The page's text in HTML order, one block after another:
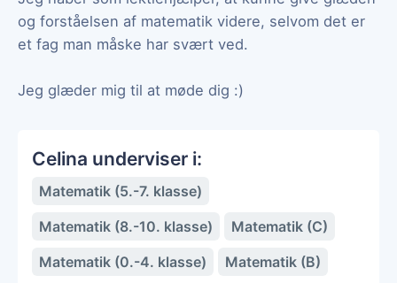
og forståelsen af matematik videre, selvom det er
et fag man måske har svært ved.
Jeg glæder mig til at møde dig :)
Celina underviser i:
Matematik (5.-7. klasse)
Matematik (8.-10. klasse)
Matematik (C)
Matematik (0.-4. klasse)
Matematik (B)